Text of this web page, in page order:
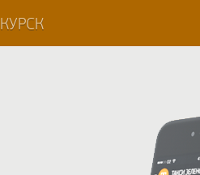
КУРСК